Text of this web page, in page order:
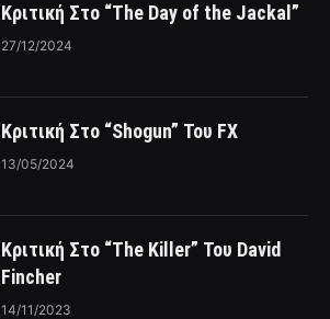
Κριτική Στο “The Day of the Jackal”
27/12/2024
Κριτική Στο “Shogun” Του FX
13/05/2024
Κριτική Στο “The Killer” Του David
Fincher
14/11/2023